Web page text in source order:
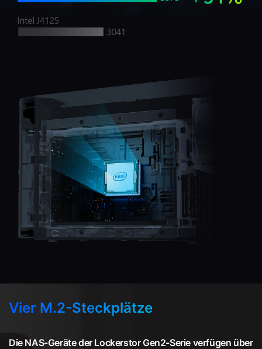
Vier M.2-Steckplätze
Die NAS-Geräte der Lockerstor Gen2-Serie verfügen über